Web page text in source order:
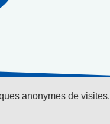
anonymes de visites.